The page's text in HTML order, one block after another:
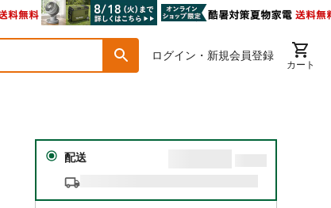
ログイン・新規会員登録
カート
配送